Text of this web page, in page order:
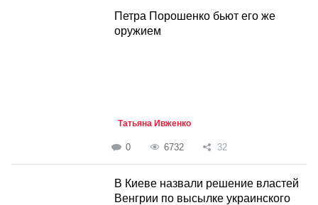
Петра Порошенко бьют его же
оружием
Татьяна Ивженко
0 6732 32
В Киеве назвали решение властей
Венгрии по высылке украинского